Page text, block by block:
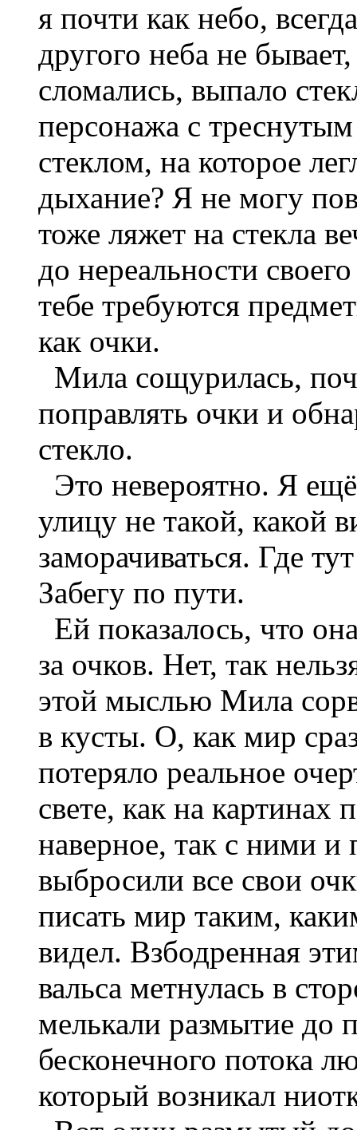
я почти как небо,
другого неба не
сломались, выпало
персонажа с
стеклом, на которое
дыхание? Я не могу
тоже ляжет на стекла
до нереальности
тебе требуются
как очки.
Мила сощурилась,
поправлять очки и
стекло.
Это невероятно. Я
улицу не такой, какой
заморачиваться. Где
Забегу по пути.
Ей показалось, что
за очков. Нет, так
этой мыслью Мила
в кусты. О, как мир
потеряло реальное
свете, как на
наверное, так с ними
выбросили все свои
писать мир таким,
видел. Взбодренная
вальса метнулась в
мелькали размытие до
бесконечного потока
который возникал